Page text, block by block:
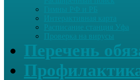
Интерактивная карта
Расписание станция Уфа
Проверка на вирусы
Перечень